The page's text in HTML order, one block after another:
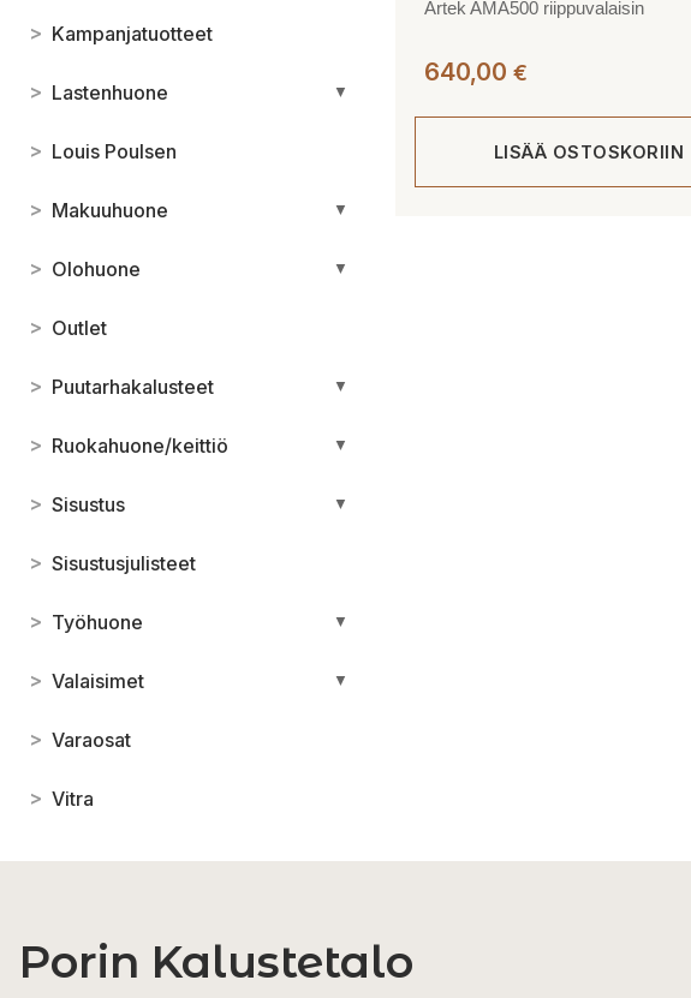
> Kampanjatuotteet
> Lastenhuone ▼
> Louis Poulsen
> Makuuhuone ▼
> Olohuone ▼
> Outlet
> Puutarhakalusteet ▼
> Ruokahuone/keittiö ▼
> Sisustus ▼
> Sisustusjulisteet
> Työhuone ▼
> Valaisimet ▼
> Varaosat
> Vitra
Artek AMA500 riippuvalaisin
640,00 €
LISÄÄ OSTOSKORIIN
Porin Kalustetalo